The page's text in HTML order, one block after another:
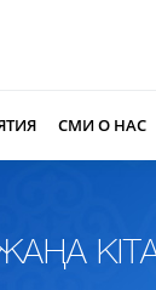
СМИ О НАС